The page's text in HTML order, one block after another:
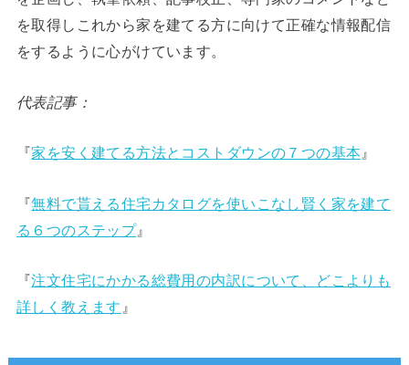
を取得しこれから家を建てる方に向けて正確な情報配信
をするように心がけています。
代表記事：
『家を安く建てる方法とコストダウンの７つの基本 』
『無料で貰える住宅カタログを使いこなし賢く家を建て
る６つのステップ』
『注文住宅にかかる総費用の内訳について、どこよりも
詳しく教えます 』